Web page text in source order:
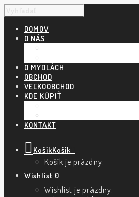
DOMOV
O NÁS
O MYDLÁCH
OBCHOD
VEĽKOOBCHOD
KDE KÚPIŤ
KONTAKT
KošíkKošík
Košík je prázdny.
Wishlist 0
Wishlist je prázdny.